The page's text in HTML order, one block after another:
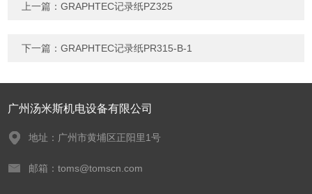
上一篇：GRAPHTEC记录纸PZ325
下一篇：GRAPHTEC记录纸PR315-B-1
广州汤米斯机电设备有限公司
地址：广州市黄埔区正阳里1号
邮箱：toms@tomscn.com